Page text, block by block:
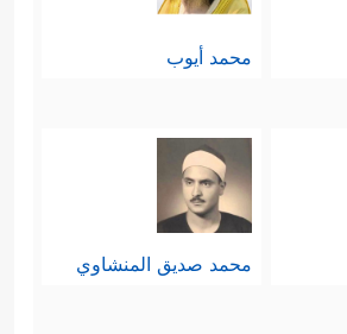
محمد أيوب
محمد صديق المنشاوي